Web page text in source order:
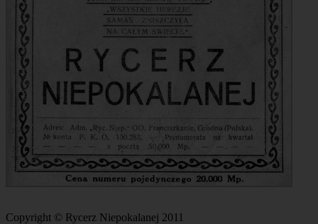
Copyright © Rycerz Niepokalanej 2011